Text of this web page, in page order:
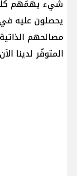
شيء يهمّهم
يحصلون عليه في
مصالحهم
المتوفّر لدينا